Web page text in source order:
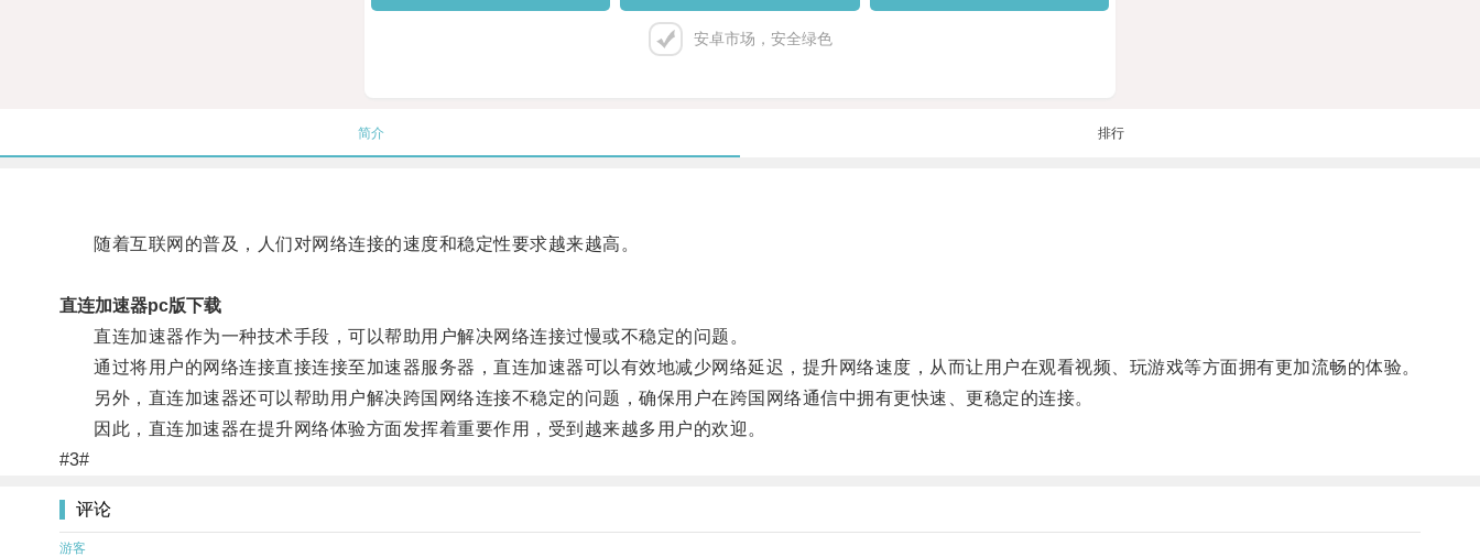
安卓市场，安全绿色
简介 排行
随着互联网的普及，人们对网络连接的速度和稳定性要求越来越高。
直连加速器pc版下载
直连加速器作为一种技术手段，可以帮助用户解决网络连接过慢或不稳定的问题。
通过将用户的网络连接直接连接至加速器服务器，直连加速器可以有效地减少网络延迟，提升网络速度，从而让用户在观看视频、玩游戏等方面拥有更加流畅的体验。
另外，直连加速器还可以帮助用户解决跨国网络连接不稳定的问题，确保用户在跨国网络通信中拥有更快速、更稳定的连接。
因此，直连加速器在提升网络体验方面发挥着重要作用，受到越来越多用户的欢迎。
#3#
评论
游客